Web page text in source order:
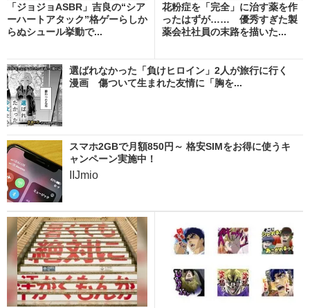
「ジョジョASBR」吉良の“シア
ーハートアタック”格ゲーらしか
らぬシュール挙動で...
花粉症を「完全」に治す薬を作
ったはずが…… 優秀すぎた製
薬会社社員の末路を描いた...
選ばれなかった「負けヒロイン」2人が旅行に行く
漫画 傷ついて生まれた友情に「胸を...
スマホ2GBで月額850円～ 格安SIMをお得に使うキ
ャンペーン実施中！
IIJmio